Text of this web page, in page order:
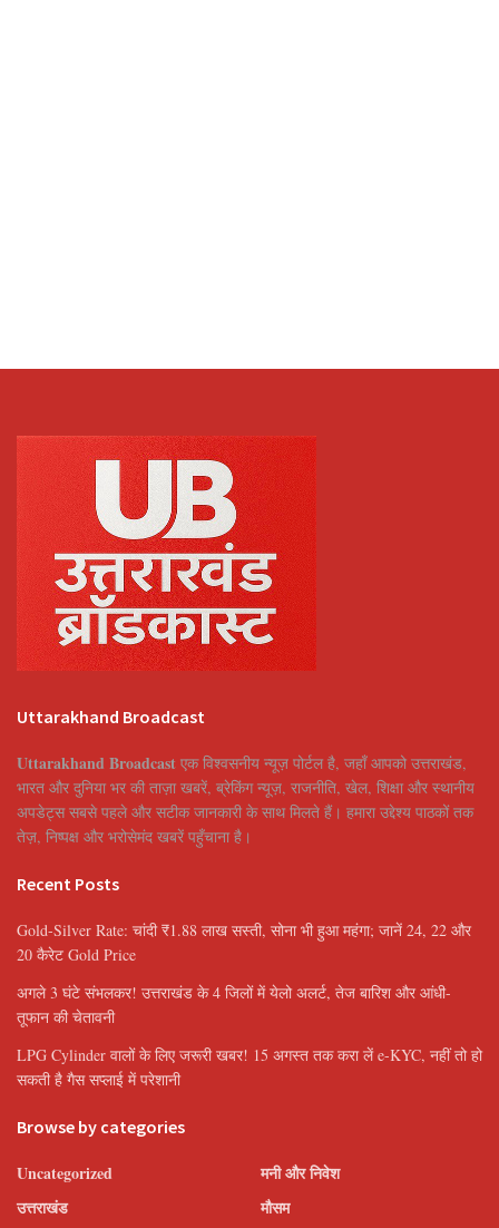
Uttarakhand Broadcast
Uttarakhand Broadcast एक विश्वसनीय न्यूज़ पोर्टल है, जहाँ आपको उत्तराखंड,
भारत और दुनिया भर की ताज़ा खबरें, ब्रेकिंग न्यूज़, राजनीति, खेल, शिक्षा और स्थानीय
अपडेट्स सबसे पहले और सटीक जानकारी के साथ मिलते हैं। हमारा उद्देश्य पाठकों तक
तेज़, निष्पक्ष और भरोसेमंद खबरें पहुँचाना है।
Recent Posts
Gold-Silver Rate: चांदी ₹1.88 लाख सस्ती, सोना भी हुआ महंगा; जानें 24, 22 और
20 कैरेट Gold Price
अगले 3 घंटे संभलकर! उत्तराखंड के 4 जिलों में येलो अलर्ट, तेज बारिश और आंधी-
तूफान की चेतावनी
LPG Cylinder वालों के लिए जरूरी खबर! 15 अगस्त तक करा लें e-KYC, नहीं तो हो
सकती है गैस सप्लाई में परेशानी
Browse by categories
Uncategorized
उत्तराखंड
मनी और निवेश
मौसम